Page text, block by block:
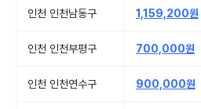
인천 인천남동구 1,159,200원
인천 인천부평구 700,000원
인천 인천연수구 900,000원